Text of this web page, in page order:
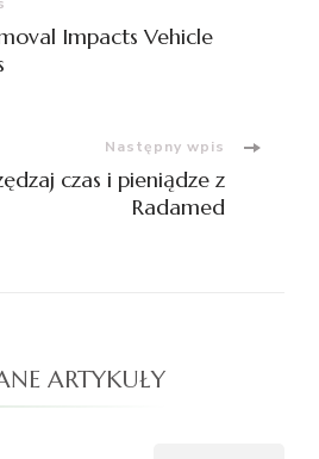
Impacts Vehicle
Następny wpis
czas i pieniądze z
Radamed
ARTYKUŁY